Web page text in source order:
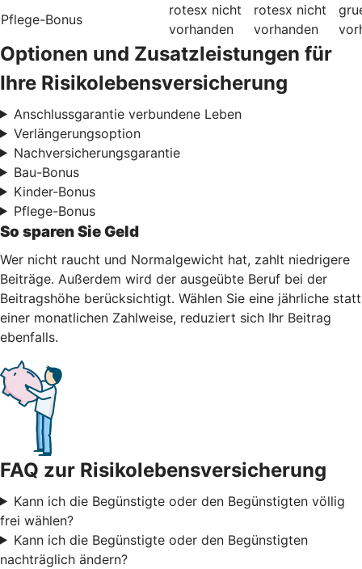
Pflege-Bonus
rotesx nicht
vorhanden
rotesx nicht
vorhanden
Optionen und Zusatzleistungen für
Ihre Risikolebensversicherung
Anschlussgarantie verbundene Leben
Verlängerungsoption
Nachversicherungsgarantie
Bau-Bonus
Kinder-Bonus
Pflege-Bonus
So sparen Sie Geld
Wer nicht raucht und Normalgewicht hat, zahlt niedrigere
Beiträge. Außerdem wird der ausgeübte Beruf bei der
Beitragshöhe berücksichtigt. Wählen Sie eine jährliche statt
einer monatlichen Zahlweise, reduziert sich Ihr Beitrag
ebenfalls.
FAQ zur Risikolebensversicherung
Kann ich die Begünstigte oder den Begünstigten völlig
frei wählen?
Kann ich die Begünstigte oder den Begünstigten
nachträglich ändern?